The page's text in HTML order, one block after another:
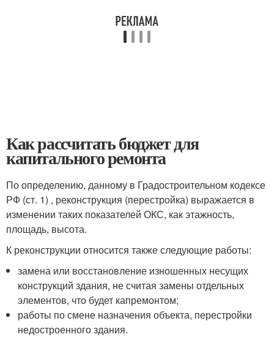
Как рассчитать бюджет для
капитального ремонта
По определению, данному в Градостроительном кодексе
РФ (ст. 1) , реконструкция (перестройка) выражается в
изменении таких показателей ОКС, как этажность,
площадь, высота.
К реконструкции относится также следующие работы:
замена или восстановление изношенных несущих
конструкций здания, не считая замены отдельных
элементов, что будет капремонтом;
работы по смене назначения объекта, перестройки
недостроенного здания.